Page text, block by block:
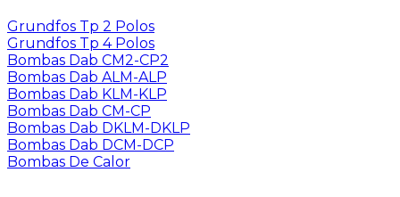
Grundfos Tp 2 Polos
Grundfos Tp 4 Polos
Bombas Dab CM2-CP2
Bombas Dab ALM-ALP
Bombas Dab KLM-KLP
Bombas Dab CM-CP
Bombas Dab DKLM-DKLP
Bombas Dab DCM-DCP
Bombas De Calor